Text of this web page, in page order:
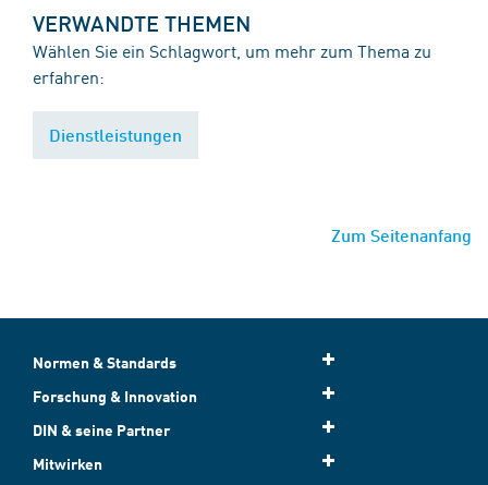
VERWANDTE THEMEN
Wählen Sie ein Schlagwort, um mehr zum Thema zu
erfahren:
Dienstleistungen
Zum Seitenanfang
Normen & Standards
Forschung & Innovation
DIN & seine Partner
Mitwirken